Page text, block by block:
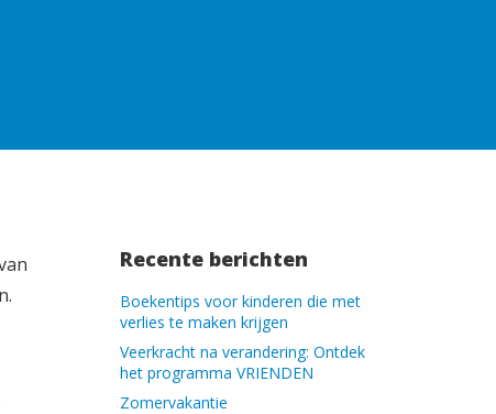
Recente berichten
Boekentips voor kinderen die met
verlies te maken krijgen
Veerkracht na verandering: Ontdek
het programma VRIENDEN
Zomervakantie